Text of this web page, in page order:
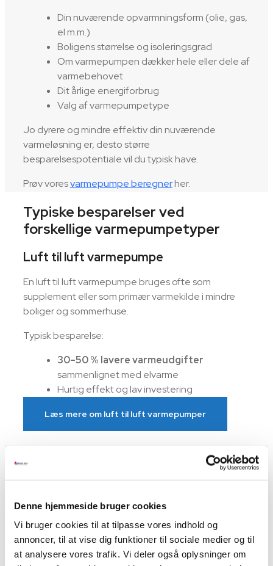
Denne hjemmeside bruger cookies
Vi bruger cookies til at tilpasse vores indhold og
annoncer, til at vise dig funktioner til sociale medier og til
at analysere vores trafik. Vi deler også oplysninger om
Din nuværende opvarmningsform (olie, gas,
el m.m.)
Boligens størrelse og isoleringsgrad
Om varmepumpen dækker hele eller dele af
varmebehovet
Dit årlige energiforbrug
Valg af varmepumpetype
Jo dyrere og mindre effektiv din nuværende
varmeløsning er, desto større
besparelsespotentiale vil du typisk have.
Prøv voresvarmepumpe beregnerher.
Typiske besparelser ved
forskellige varmepumpetyper
Luft til luft varmepumpe
En luft til luft varmepumpe bruges ofte som
supplement eller som primær varmekilde i mindre
boliger og sommerhuse.
Typisk besparelse:
30–50 % lavere varmeudgifter
sammenlignet med elvarme
Hurtig effekt og lav investering
Læs mere om luft til luft varmepumper
Luft til vand varmepumpe
eller oliefyret og opvarmer både bolig og
brugsvand.
Typisk besparelse: